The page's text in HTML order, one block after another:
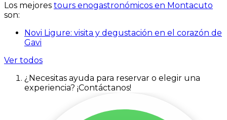
Los mejores tours enogastronómicos en Montacuto
son:
Novi Ligure: visita y degustación en el corazón de
Gavi
Ver todos
¿Necesitas ayuda para reservar o elegir una
experiencia? ¡Contáctanos!